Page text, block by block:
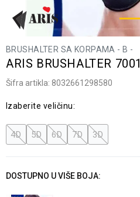
BRUSHALTER SA KORPAMA - B -
ARIS BRUSHALTER 7001
Šifra artikla: 8032661298580
Izaberite veličinu:
4D 5D 6D 7D 3D
DOSTUPNO U VIŠE BOJA: